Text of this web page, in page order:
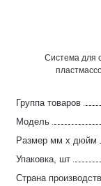
Система для
Группа товаров
Модель
Размер мм x дюйм
Упаковка, шт
Страна